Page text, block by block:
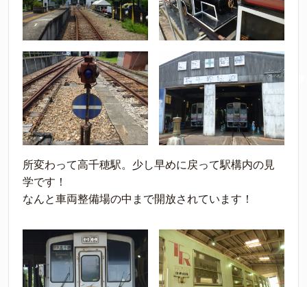
所変わって高千穂駅。少し早めに戻って駅構内の見
学です！
なんと車両整備場の中まで開放されています！